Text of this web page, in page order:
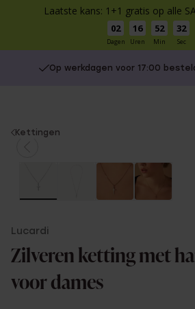
Laatste kans: 1+1 gratis op alle
02
Dagen
16
Uren
52
Min
32
Sec
Op werkdagen voor 17:00
You
Kettingen
Lucardi
Zilveren ketting met
voor dames